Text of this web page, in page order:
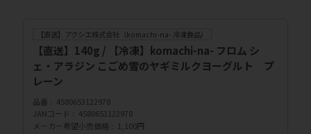
【直送】アクシエ株式会社（komachi-na- 冷凍食品）
【直送】140g / 【冷凍】komachi-na- フロム シ
ェ・アラジン こごめ雪のヤギミルクヨーグルト プ
レーン
品番
4580653122978
JANコード
4580653122978
メーカー希望小売価格
1,100円